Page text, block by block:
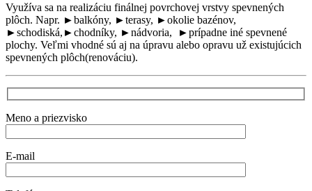
Využíva sa na realizáciu finálnej povrchovej vrstvy spevnených
plôch. Napr. ►balkóny, ►terasy, ►okolie bazénov,
►schodiská,►chodníky, ►nádvoria, ►prípadne iné spevnené
plochy. Veľmi vhodné sú aj na úpravu alebo opravu už existujúcich
spevnených plôch(renováciu).
Meno a priezvisko
E-mail